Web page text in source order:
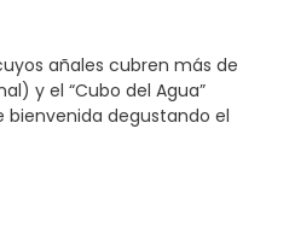
añales cubren más de
y el “Cubo del Agua”
degustando el